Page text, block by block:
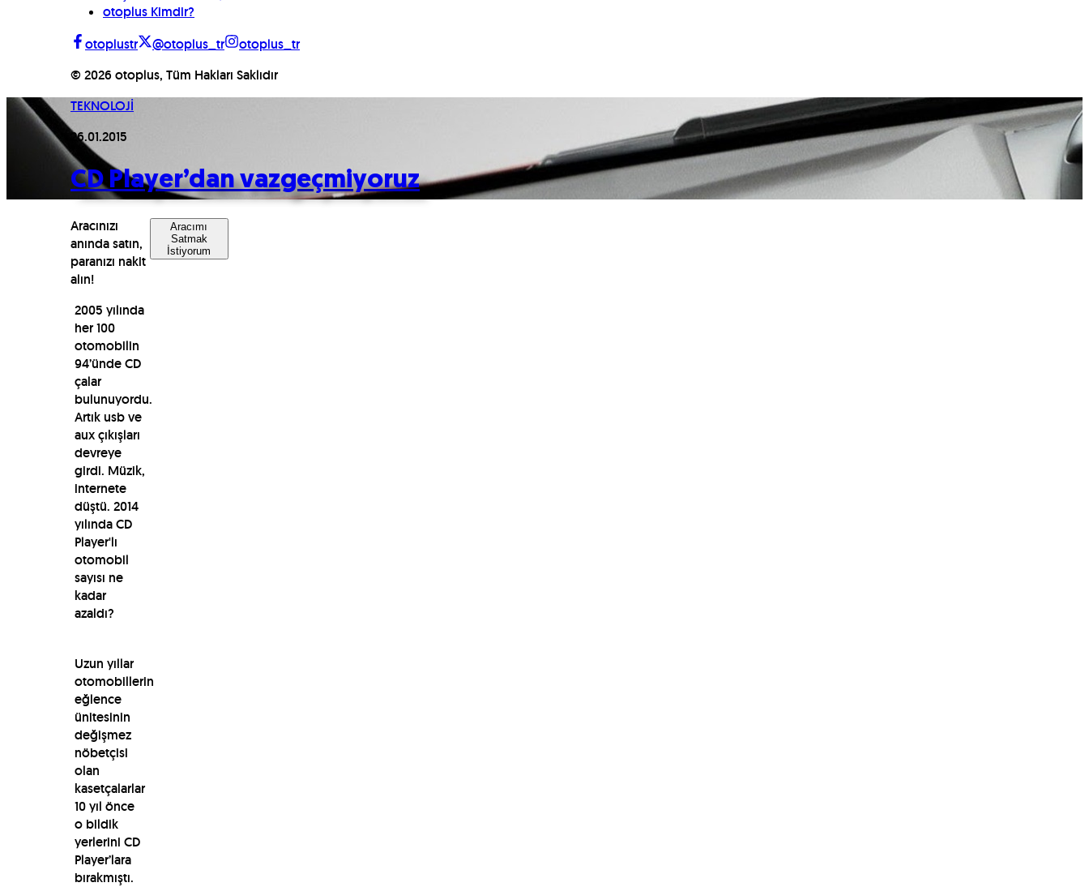
otoplus Kimdir?
otoplustr
@otoplus_tr
otoplus_tr
© 2026 otoplus, Tüm Hakları Saklıdır
TEKNOLOJİ
26.01.2015
CD Player’dan vazgeçmiyoruz
Aracınızı
anında satın,
paranızı nakit
alın!
Aracımı
Satmak
İstiyorum
2005 yılında
her 100
otomobilin
94’ünde CD
çalar
bulunuyordu.
Artık usb ve
aux çıkışları
devreye
girdi. Müzik,
internete
düştü. 2014
yılında CD
Player'lı
otomobil
sayısı ne
kadar
azaldı?
Uzun yıllar
otomobillerin
eğlence
ünitesinin
değişmez
nöbetçisi
olan
kasetçalarlar
10 yıl önce
o bildik
yerlerini CD
Player’lara
bırakmıştı.